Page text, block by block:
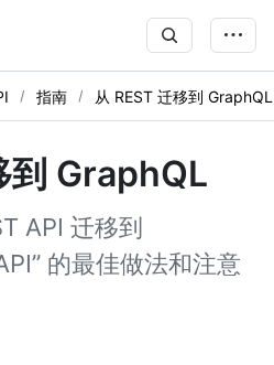
指南 从 REST 迁移到 GraphQL
到 GraphQL
API 迁移到
的最佳做法和注意